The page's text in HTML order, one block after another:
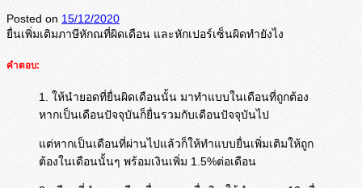
Posted on 15/12/2020
ยื่นเพิ่มเติมภาษีหักณที่ผิดเดือน และหักเปอร์เซ็นผิดทำยังไง
คำตอบ:
1. ให้นำยอดที่ยื่นผิดเดือนนั้น มาทำแบบในเดือนที่ถูกต้อง
หากเป็นเดือนปัจจุบันก็ยื่นรวมกับเดือนปัจจุบันไป
แต่หากเป็นเดือนที่ผ่านไปแล้วก็ให้ทำแบบยื่นเพิ่มเติมให้ถูก
ต้องในเดือนนั้นๆ พร้อมเงินเพิ่ม 1.5%ต่อเดือน